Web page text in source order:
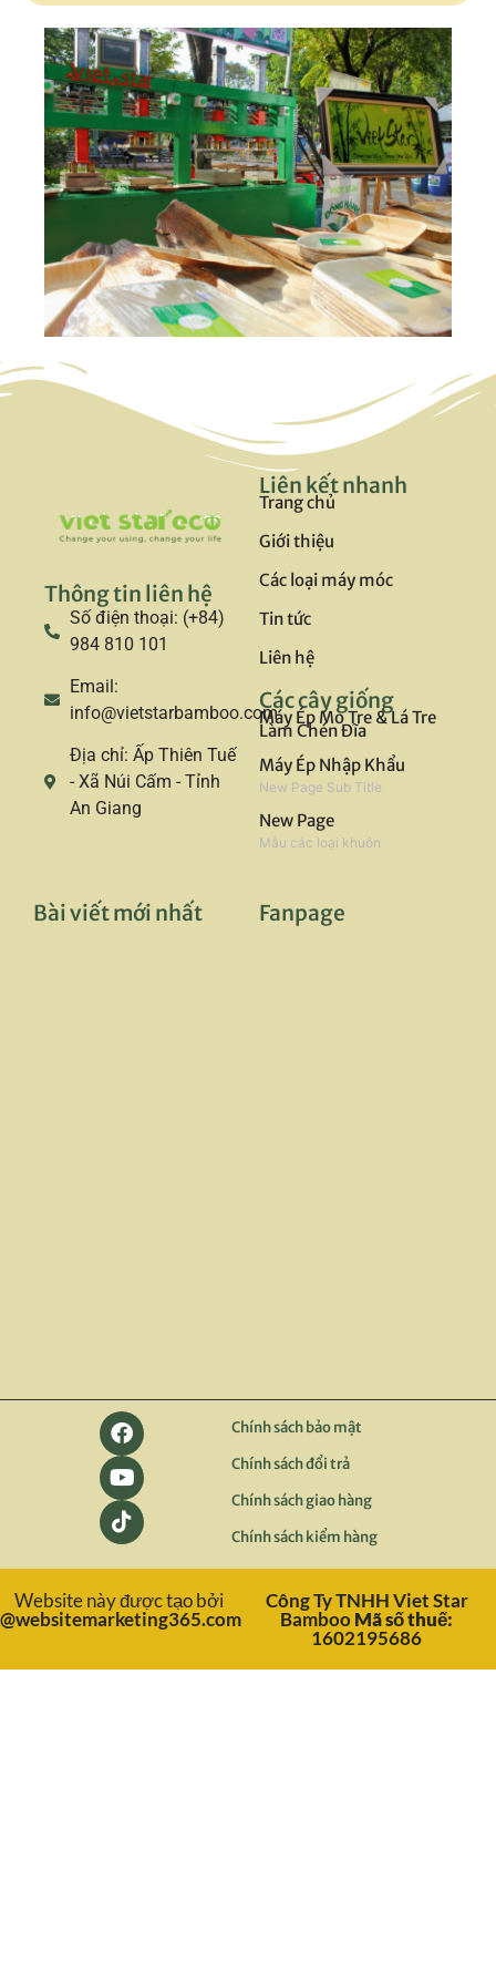
Thông tin liên hệ
Số điện thoại: (+84)
984 810 101
Email:
info@vietstarbamboo.com
Địa chỉ: Ấp Thiên Tuế
- Xã Núi Cấm - Tỉnh
An Giang
Liên kết nhanh
Trang chủ
Giới thiệu
Các loại máy móc
Tin tức
Liên hệ
Các cây giống
Máy Ép Mo Tre & Lá Tre
Làm Chén Đĩa
Máy Ép Nhập Khẩu
New Page Sub Title
New Page
Mẫu các loại khuôn
Bài viết mới nhất Fanpage
Chính sách bảo mật
Chính sách đổi trả
Chính sách giao hàng
Chính sách kiểm hàng
Website này được tạo bởi
@websitemarketing365.com
Công Ty TNHH Viet Star
Bamboo Mã số thuế:
1602195686